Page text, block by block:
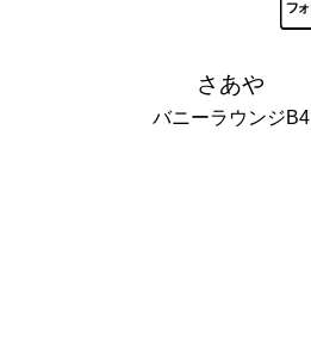
さあや
バニーラウンジB4